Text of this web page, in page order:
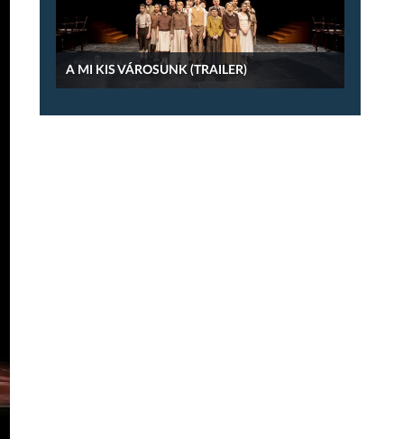
A MI KIS VÁROSUNK (TRAILER)